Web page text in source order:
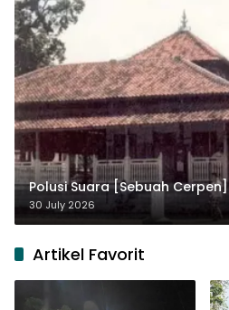
Polusi Suara [Sebuah Cerpen]
30 July 2026
Artikel Favorit